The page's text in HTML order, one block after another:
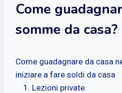
Come
somme da casa?
Come guadagnare da casa
iniziare a fare soldi da casa
Lezioni private.